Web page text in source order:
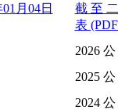
月04日
截 至
表
2026
2025
2024